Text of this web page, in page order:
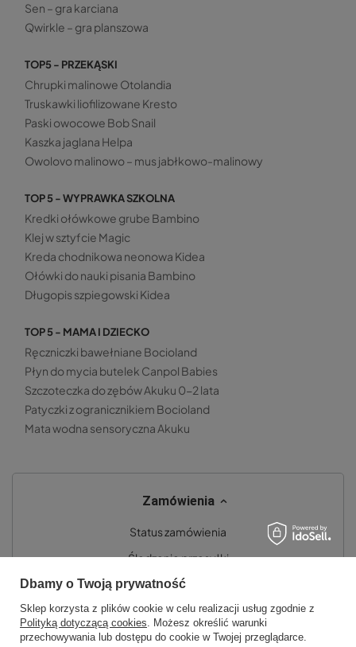
Sen – gra karciana
Qwirkle – gra planszowa
TOP5 - PRZEKĄSKI
Chrupki malinowe Otolandia
Truskawki liofilizowane Kresto
Paski owocowe Bob Snail
Kaszka jaglana Helpa
Owolovo malinowo – mus jabłkowo-malinowy
TOP 5 - WYPRAWKA SZKOLNA
Kredki ołówkowe grube Bambino
Klej w sztyfcie Magic
Kreda chodnikowa neonowa Kidea
Ołówki do nauki pisania Bambino
Długopis szpiegowski Kidea
TOP 5 - MAMA I DZIECKO
Ręczniczki bawełniane Bocioland
Płyn do mycia butelek Canpol Babies
Szczoteczka do zębów Akuku 0-2 lata
Patyczki z ogranicznikiem Bocioland
Mata wodna sensoryczna Akuku
Zamówienia
Status zamówienia
Śledzenie przesyłki
Chcę zareklamować produkt
Chcę zwrócić produkt
Chcę wymienić towar
Dbamy o Twoją prywatność
Sklep korzysta z plików cookie w celu realizacji usług zgodnie z
Polityką dotyczącą cookies. Możesz określić warunki
przechowywania lub dostępu do cookie w Twojej przeglądarce.